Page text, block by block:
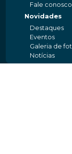
Fale conosco
Novidades
Destaques
Eventos
Galeria de
Notícias